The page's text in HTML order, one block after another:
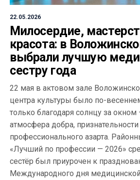
22.05.2026
Милосердие,
красота: в
выбрали лучшую
сестру года
22 мая в актовом зале
центра культуры было по-
только благодаря солнцу за
атмосфера добра,
профессионального азарта.
«Лучший по профессии — 2026»
сестёр был приурочен к
Международного дня